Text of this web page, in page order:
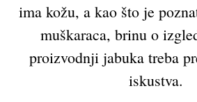
ima kožu, a kao što je
muškaraca, brinu o
proizvodnji jabuka treba
iskustva.